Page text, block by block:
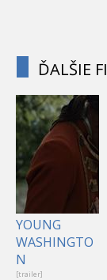
ĎALŠIE
YOUNG
WASHINGTO
N
[trailer]